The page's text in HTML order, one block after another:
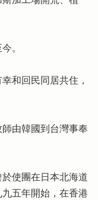
。
和回民同居共住，
由韓國到台灣事奉
使團在日本北海道
五年開始，在香港